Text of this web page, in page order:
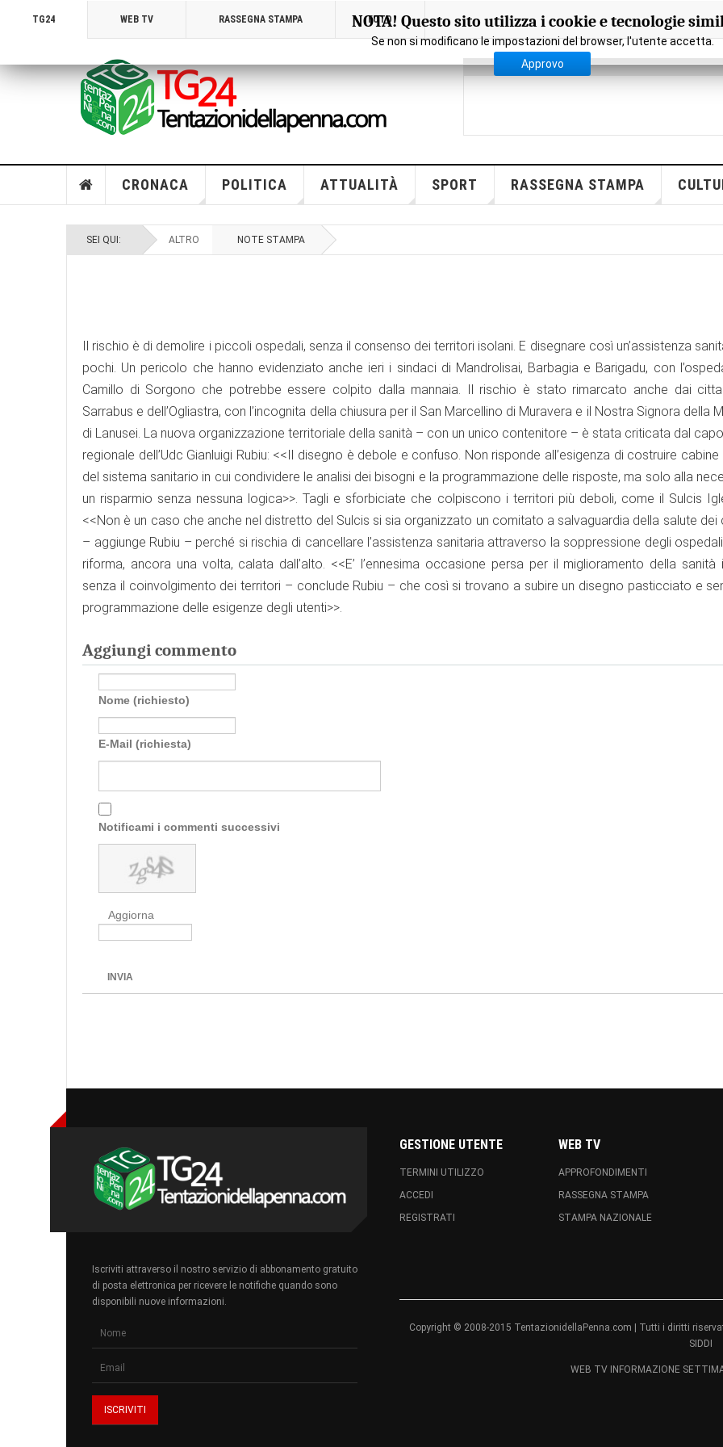
TG24 WEB TV RASSEGNA STAMPA FOTO
NOTA! Questo sito utilizza i cookie e tecnologie
Se non si modificano le impostazioni del browser, l'utente accetta.
Approvo
CRONACA POLITICA ATTUALITÀ SPORT RASSEGNA STAMPA
SEI QUI: ALTRO NOTE STAMPA
Il rischio è di demolire i piccoli ospedali, senza il consenso dei territori isolani. E disegnare così un’assistenza
pochi. Un pericolo che hanno evidenziato anche ieri i sindaci di Mandrolisai, Barbagia e Barigadu, con
Camillo di Sorgono che potrebbe essere colpito dalla mannaia. Il rischio è stato rimarcato anche dai
Sarrabus e dell’Ogliastra, con l’incognita della chiusura per il San Marcellino di Muravera e il Nostra Signora della
di Lanusei. La nuova organizzazione territoriale della sanità – con un unico contenitore – è stata criticata dal
regionale dell’Udc Gianluigi Rubiu: <<Il disegno è debole e confuso. Non risponde all’esigenza di costruire cabine
del sistema sanitario in cui condividere le analisi dei bisogni e la programmazione delle risposte, ma solo alla
un risparmio senza nessuna logica>>. Tagli e sforbiciate che colpiscono i territori più deboli, come il Sulcis
<<Non è un caso che anche nel distretto del Sulcis si sia organizzato un comitato a salvaguardia della salute dei
– aggiunge Rubiu – perché si rischia di cancellare l’assistenza sanitaria attraverso la soppressione degli
riforma, ancora una volta, calata dall’alto. <<E’ l’ennesima occasione persa per il miglioramento della sanità
senza il coinvolgimento dei territori – conclude Rubiu – che così si trovano a subire un disegno pasticciato e
programmazione delle esigenze degli utenti>>.
Aggiungi commento
Nome (richiesto)
E-Mail (richiesta)
Notificami i commenti successivi
Aggiorna
INVIA
Iscriviti attraverso il nostro servizio di abbonamento gratuito
di posta elettronica per ricevere le notifiche quando sono
disponibili nuove informazioni.
GESTIONE UTENTE
TERMINI UTILIZZO
ACCEDI
REGISTRATI
WEB TV
APPROFONDIMENTI
RASSEGNA STAMPA
STAMPA NAZIONALE
Copyright © 2008-2015 TentazionidellaPenna.com | Tutti i diritti
SIDDI
WEB TV INFORMAZIONE